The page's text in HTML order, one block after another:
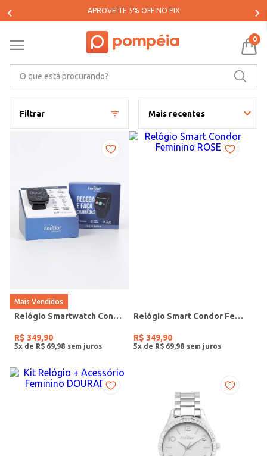
PARCELE SUAS COMPRAS EM ATÉ 5X SEM JUROS*
0
Filtrar Mais recentes
Mais Vendidos
Relógio Smartwatch Condor PRETO
R$ 349,90
5x de R$ 69 98
Relógio Smart Condor Feminino ROSE
R$ 349,90
5x de R$ 69 98